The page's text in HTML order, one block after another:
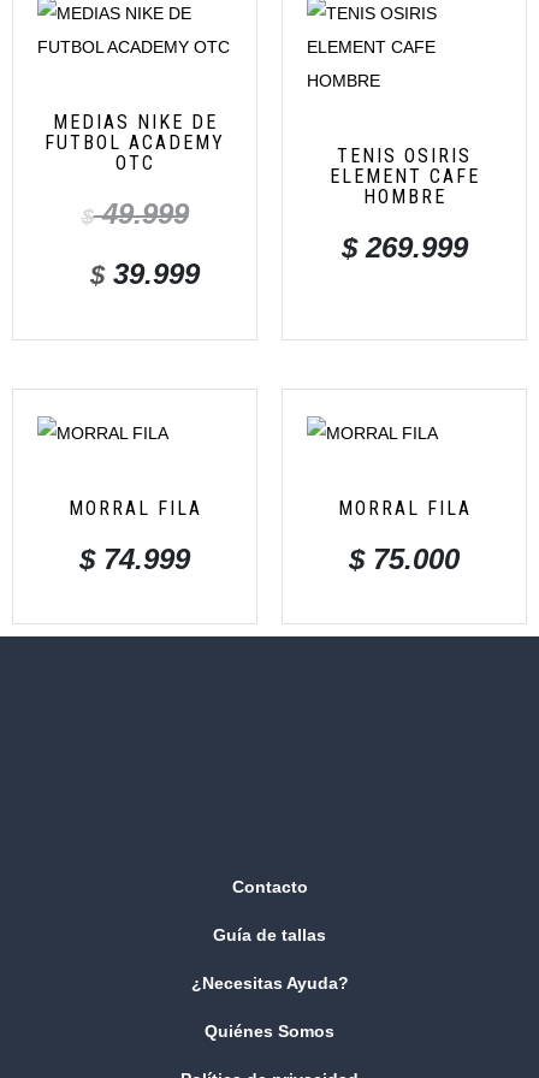
MEDIAS NIKE DE
FUTBOL ACADEMY
OTC
$49.999
$39.999
TENIS OSIRIS
ELEMENT CAFE
HOMBRE
$269.999
MORRAL FILA
$74.999
MORRAL FILA
$75.000
Contacto
Guía de tallas
¿Necesitas Ayuda?
Quiénes Somos